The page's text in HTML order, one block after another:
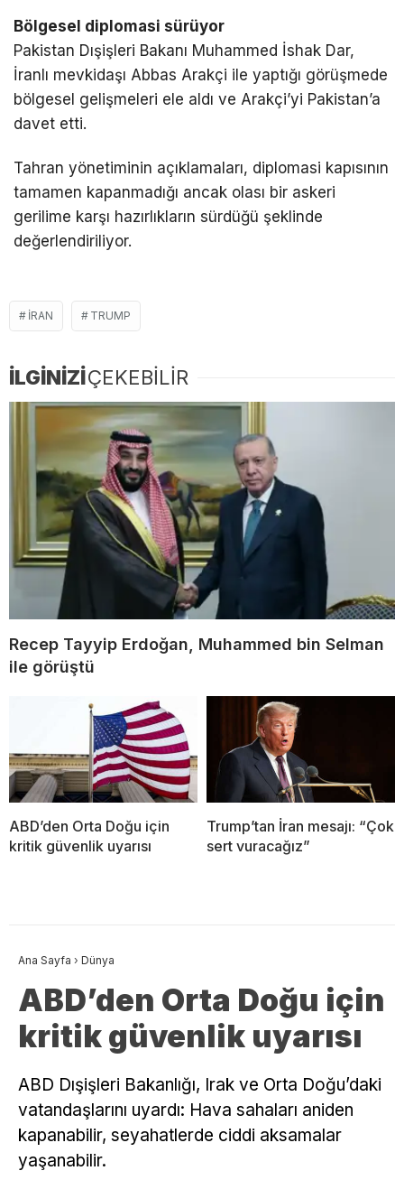
Bölgesel diplomasi sürüyor
Pakistan Dışişleri Bakanı Muhammed İshak Dar,
İranlı mevkidaşı Abbas Arakçi ile yaptığı görüşmede
bölgesel gelişmeleri ele aldı ve Arakçi’yi Pakistan’a
davet etti.
Tahran yönetiminin açıklamaları, diplomasi kapısının
tamamen kapanmadığı ancak olası bir askeri
gerilime karşı hazırlıkların sürdüğü şeklinde
değerlendiriliyor.
İRAN TRUMP
İLGİNİZİÇEKEBİLİR
Recep Tayyip Erdoğan, Muhammed bin Selman
ile görüştü
ABD’den Orta Doğu için
kritik güvenlik uyarısı
Trump’tan İran mesajı: “Çok
sert vuracağız”
Ana Sayfa › Dünya
ABD’den Orta Doğu için
kritik güvenlik uyarısı
ABD Dışişleri Bakanlığı, Irak ve Orta Doğu’daki
vatandaşlarını uyardı: Hava sahaları aniden
kapanabilir, seyahatlerde ciddi aksamalar
yaşanabilir.